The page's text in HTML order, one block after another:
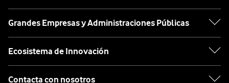
Grandes Empresas y Administraciones Públicas
Ecosistema de Innovación
Contacta con nosotros